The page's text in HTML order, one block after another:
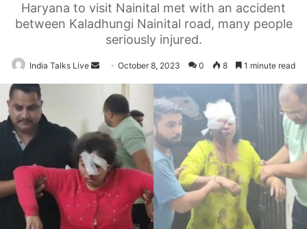
Haryana to visit Nainital met with an accident
between Kaladhungi Nainital road, many people
seriously injured.
India Talks Live
Send
an
email
October 8, 2023 0 8 1 minute read